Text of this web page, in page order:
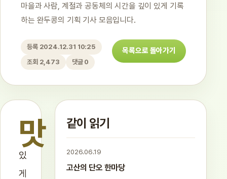
마을과 사람, 계절과 공동체의 시간을 깊이 있게 기록
하는 완두콩의 기획 기사 모음입니다.
등록 2024.12.31 10:25
조회 2,473
댓글 0
목록으로 돌아가기
맛
있
게
같이 읽기
2026.06.19
고산의 단오 한마당